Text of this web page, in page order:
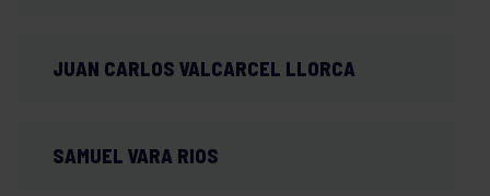
JUAN CARLOS VALCARCEL LLORCA
SAMUEL VARA RIOS